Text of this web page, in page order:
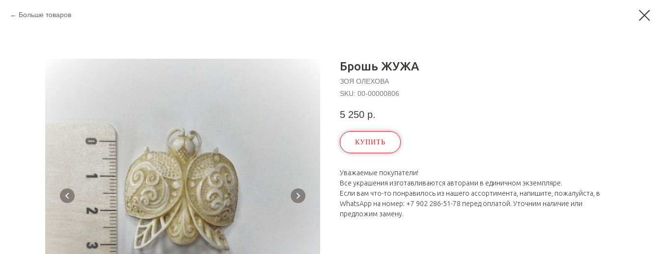
Больше товаров
Брошь ЖУЖА
ЗОЯ ОЛЕХОВА
SKU: 00-00000806
5 250 р.
КУПИТЬ
Уважаемые покупатели!
Все украшения изготавливаются авторами в единичном экземпляре.
Если вам что-то понравилось из нашего ассортимента, напишите, пожалуйста, в
WhatsApp на номер: +7 902 286-51-78 перед оплатой. Уточним наличие или
предложим замену.